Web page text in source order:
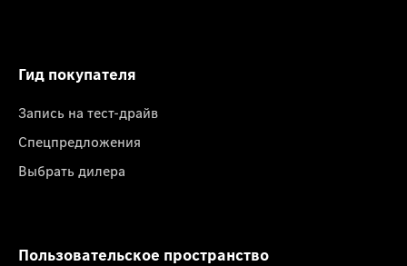
Гид покупателя
Запись на тест-драйв
Спецпредложения
Выбрать дилера
Пользовательское пространство